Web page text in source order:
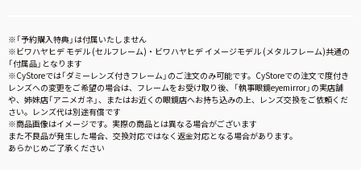
※「予約購入特典」は付属いたしません
※ビワハヤヒデ モデル (セルフレーム)・ビワハヤヒデ イメージモデル (メタルフレーム)共通の
「付属品」となります
※CyStoreでは「ダミーレンズ付きフレーム」のご注文のみ可能です。CyStoreでの注文で度付き
レンズへの変更をご希望の場合は、フレームをお受け取り後、「執事眼鏡eyemirror」の実店舗
や、姉妹店「アニメガネ」、またはお近くの眼鏡店へお持ち込みの上、レンズ交換をご依頼くだ
さい。レンズ代は別途有償です
※商品画像はイメージです。実際の商品とは異なる場合がございます
また不良品が発生した場合、交換対応ではなく返金対応となる場合があります。
あらかじめご了承ください